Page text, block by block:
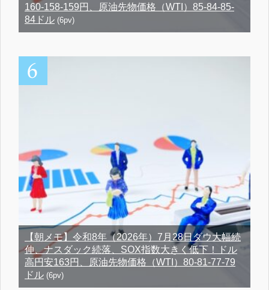
160-158-159円、原油先物価格（WTI）85-84-85-
84ドル (6pv)
【朝メモ】令和8年（2026年）7月28日ダウ大幅続
伸、ナスダック続落、SOX指数大きく低下！ドル
高円安163円、原油先物価格（WTI）80-81-77-79
ドル (6pv)